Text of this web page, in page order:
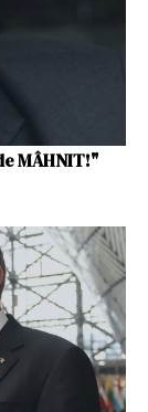
MÂHNIT!"